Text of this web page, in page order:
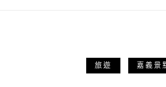
旅遊 嘉義景